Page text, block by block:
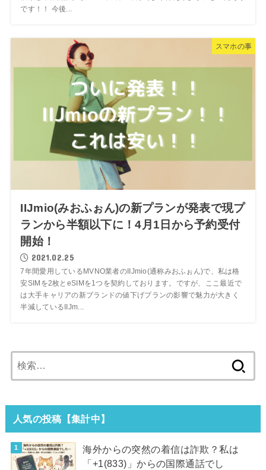
です！！ 今後...
スマホの事
IIJmio(みおふぉん)の新プランが発表で現プ
ランから半額以下に！4月1日から予約受付
開始！
2021.02.25
7年間愛用しているMVNO業者のIIJmio(通称みおふぉん)で、私は格
安SIMを2枚とeSIMを1つを契約しております。ですが、ここ最近で
は大手キャリアの新ブランドの値下げプランの影響で魅力が大きく
半減しているIIJm...
索:
人気の投稿【集計中】
海外からの突然の着信は詐欺？私は
「+1(833)」からの国際通話でし